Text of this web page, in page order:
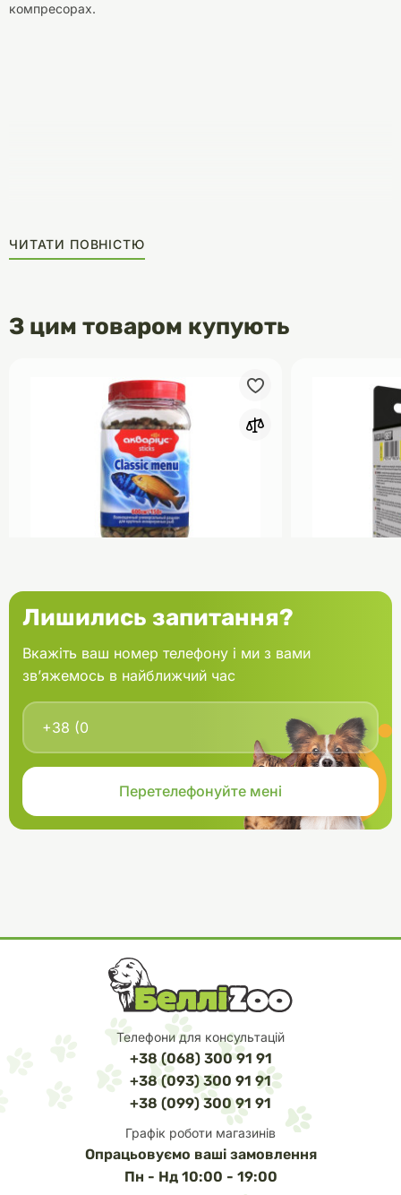
компресорах.
ЧИТАТИ ПОВНІСТЮ
З цим товаром купують
банка 150 г
В кошик
Aquael
Лишились запитання?
Вкажіть ваш номер телефону і ми з вами
зв’яжемось в найближчий час
Телефони для консультацій
+38 (068) 300 91 91
+38 (093) 300 91 91
+38 (099) 300 91 91
Графік роботи магазинів
Опрацьовуємо ваші замовлення
Пн - Нд 10:00 - 19:00